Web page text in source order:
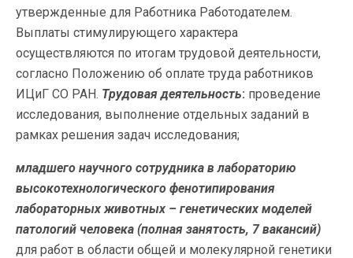
утвержденные для Работника Работодателем.
Выплаты стимулирующего характера
осуществляются по итогам трудовой деятельности,
согласно Положению об оплате труда работников
ИЦиГ СО РАН. Трудовая деятельность: проведение
исследования, выполнение отдельных заданий в
рамках решения задач исследования;
младшего научного сотрудника в лабораторию
высокотехнологического фенотипирования
лабораторных животных – генетических моделей
патологий человека (полная занятость, 7 вакансий)
для работ в области общей и молекулярной генетики